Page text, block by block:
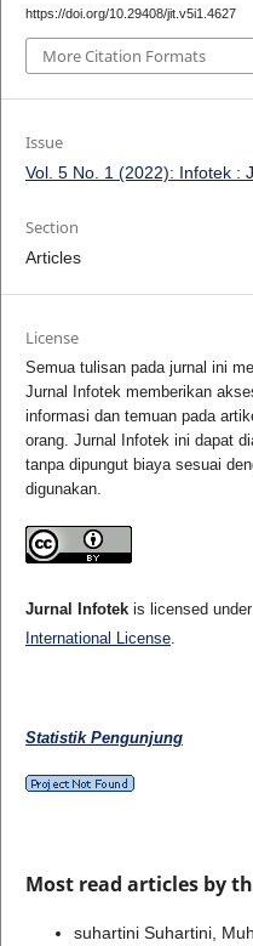
https://doi.org/10.29408/jit.v5i1.4627
More Citation Formats
Issue
Vol. 5 No. 1 (2022): Infotek :
Section
Articles
License
Semua tulisan pada jurnal ini
Jurnal Infotek memberikan
informasi dan temuan pada
orang. Jurnal Infotek ini dapat
tanpa dipungut biaya sesuai
digunakan.
Jurnal Infotekis licensed
International License.
Statistik Pengunjung
Most read articles by
suhartini Suhartini,